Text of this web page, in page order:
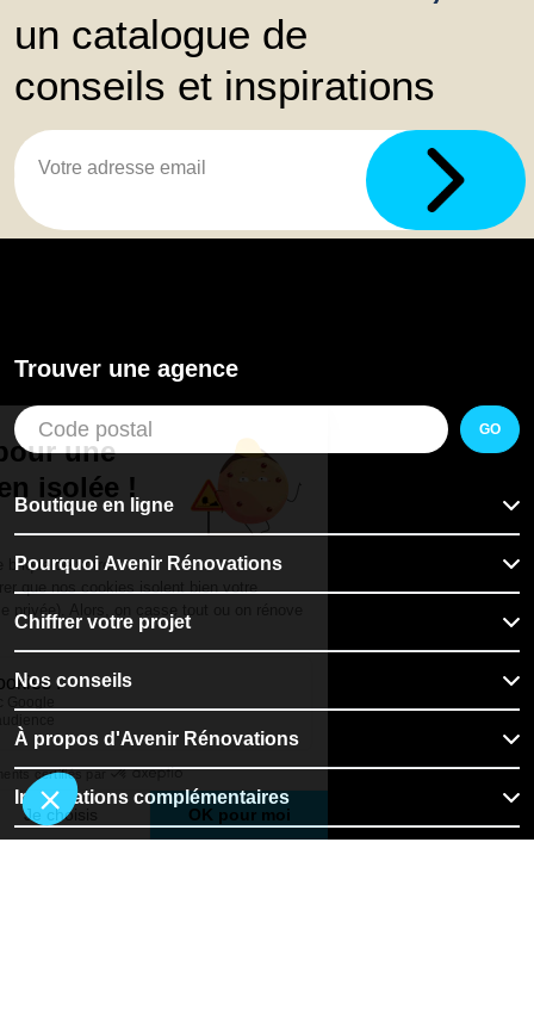
un catalogue de
conseils et inspirations
Trouver une agence
GO
Boutique en ligne
Pourquoi Avenir Rénovations
Chiffrer votre projet
Nos conseils
À propos d'Avenir Rénovations
Informations complémentaires